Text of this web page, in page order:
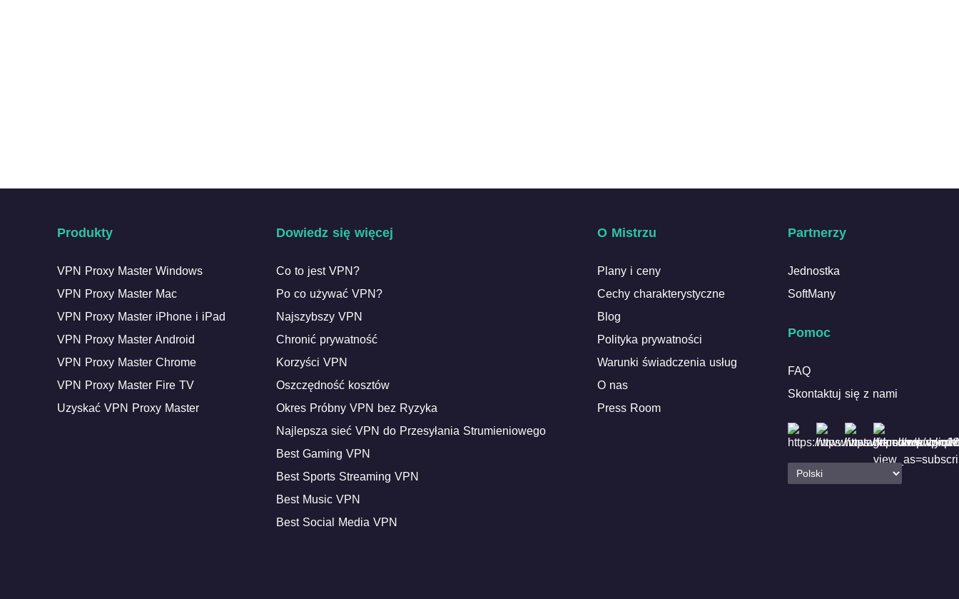
Produkty
VPN Proxy Master Windows
VPN Proxy Master Mac
VPN Proxy Master iPhone i iPad
VPN Proxy Master Android
VPN Proxy Master Chrome
VPN Proxy Master Fire TV
Uzyskać VPN Proxy Master
Dowiedz się więcej
Co to jest VPN?
Po co używać VPN?
Najszybszy VPN
Chronić prywatność
Korzyści VPN
Oszczędność kosztów
Okres Próbny VPN bez Ryzyka
Najlepsza sieć VPN do Przesyłania Strumieniowego
Best Gaming VPN
Best Sports Streaming VPN
Best Music VPN
Best Social Media VPN
O Mistrzu
Plany i ceny
Cechy charakterystyczne
Blog
Polityka prywatności
Warunki świadczenia usług
O nas
Press Room
Partnerzy
Jednostka
SoftMany
Pomoc
FAQ
Skontaktuj się z nami